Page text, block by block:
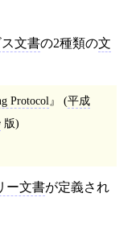
文書の2種類の文
Protocol (平成
版)
ー文書が定義され